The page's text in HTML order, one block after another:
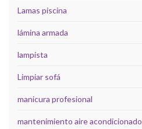
Lamas piscina
lámina armada
lampista
Limpiar sofá
manicura profesional
mantenimiento aire acondicionado